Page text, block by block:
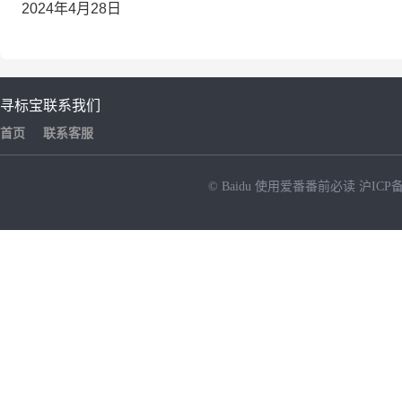
2024年4月28日
寻标宝
首页
联系我们
联系客服
© Baidu 使用爱番番前必读 沪ICP